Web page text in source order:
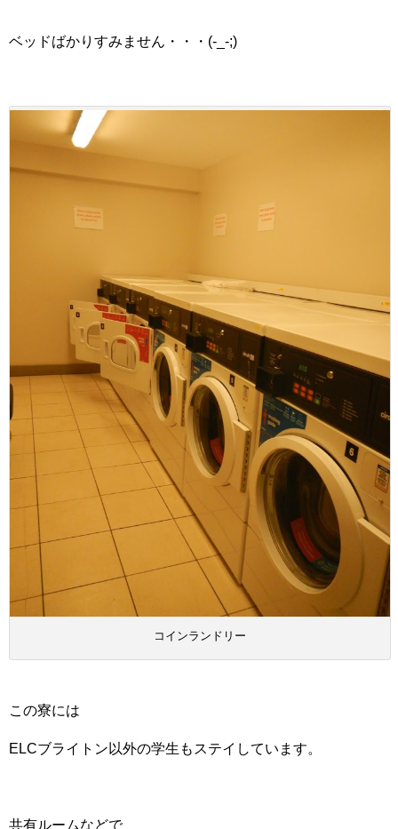
ベッドばかりすみません・・・(-_-;)
コインランドリー
この寮には
ELCブライトン以外の学生もステイしています。
共有ルームなどで